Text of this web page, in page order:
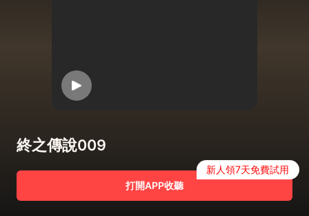
終之傳說009
打開APP收聽
新人領7天免費試用